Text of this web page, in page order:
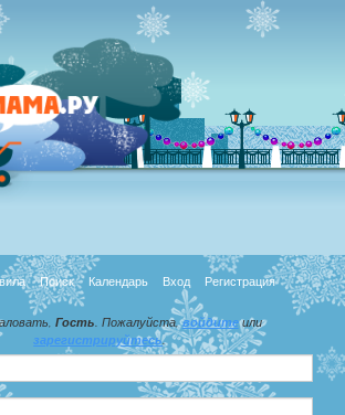
Поиск Календарь Вход Регистрация
Гость . Пожалуйста,войдитеили
зарегистрируйтесь.